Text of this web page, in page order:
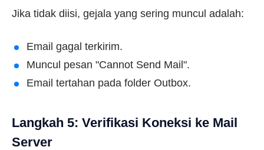
Jika tidak diisi, gejala yang sering muncul adalah:
Email gagal terkirim.
Muncul pesan "Cannot Send Mail".
Email tertahan pada folder Outbox.
Langkah 5: Verifikasi Koneksi ke Mail
Server